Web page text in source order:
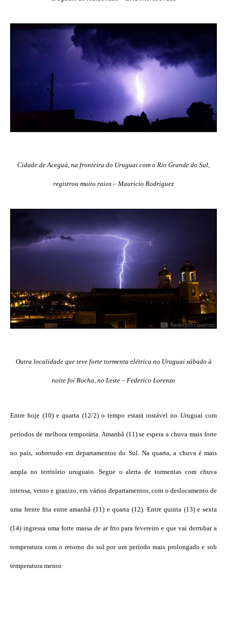
Cidade de Aceguá, na fronteira do Uruguai com o Rio Grande do Sul,
registrou muito raios – Mauricio Rodriguez
Outra localidade que teve forte tormenta elétrica no Uruguai sábado à
noite foi Rocha, no Leste – Federico Lorenzo
Entre hoje (10) e quarta (12/2) o tempo estará instável no Uruguai com
períodos de melhora temporária. Amanhã (11) se espera a chuva mais forte
no país, sobretudo em departamentos do Sul. Na quarta, a chuva é mais
ampla no território uruguaio. Segue o alerta de tormentas com chuva
intensa, vento e granizo, em vários departamentos, com o deslocamento de
uma frente fria entre amanhã (11) e quarta (12). Entre quinta (13) e sexta
(14) ingressa uma forte massa de ar frio para fevereiro e que vai derrubar a
temperatura com o retorno do sol por um período mais prolongado e sob
temperatura menor.